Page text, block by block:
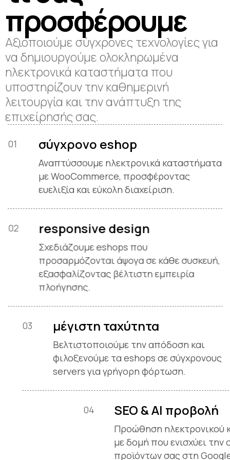
προσφέρουμε
Αξιοποιούμε σύγχρονες τεχνολογίες για
να δημιουργούμε ολοκληρωμένα
ηλεκτρονικά καταστήματα που
υποστηρίζουν την καθημερινή
λειτουργία και την ανάπτυξη της
επιχείρησής σας.
01 σύγχρονο eshop
Αναπτύσσουμε ηλεκτρονικά καταστήματα
με WooCommerce, προσφέροντας
ευελιξία και εύκολη διαχείριση.
02 responsive design
Σχεδιάζουμε eshops που
προσαρμόζονται άψογα σε κάθε συσκευή,
εξασφαλίζοντας βέλτιστη εμπειρία
πλοήγησης.
03 μέγιστη ταχύτητα
Βελτιστοποιούμε την απόδοση
φιλοξενούμε τα eshops σε
servers για γρήγορη φόρτωση.
04 SEO
με